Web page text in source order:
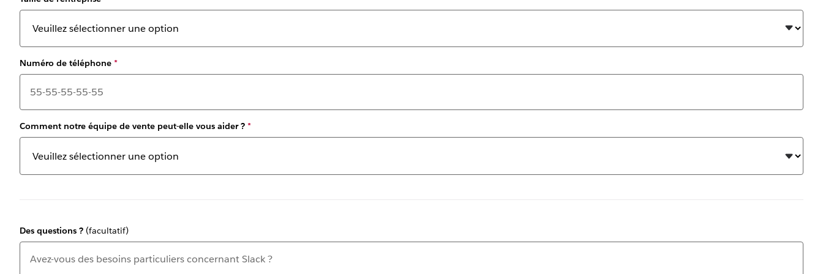
Numéro de téléphone *
Comment notre équipe de vente peut-elle vous aider ? *
Des questions ? (facultatif)